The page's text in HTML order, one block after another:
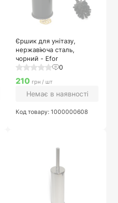
Єршик для унітазу,
нержавіюча сталь,
чорний - Efor
0
210 грн / шт
Немає в наявності
Код товару: 1000000608